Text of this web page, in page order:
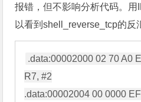
报错，但不影响分析代码。
以看到shell_reverse_tcp的反
.data:00002000 02 70 A0
R7, #2
.data:00002004 00 0000 EF